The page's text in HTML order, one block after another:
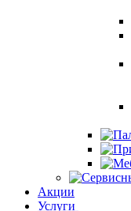
Акции
Услуги